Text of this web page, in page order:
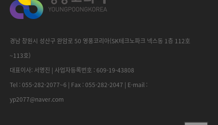
경남 창원시 성산구 완암로 50 영풍코리아(SK테크노파크 넥스동 1층 112호
~113호)
대표이사: 서명진 | 사업자등록번호 : 609-19-43808
Tel : 055-282-2077~6 | Fax : 055-282-2047 | E-mail :
yp2077@naver.com